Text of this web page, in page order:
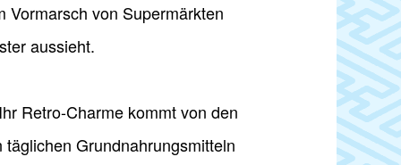
Vormarsch von Supermärkten
aussieht.
Retro-Charme kommt von den
Grundnahrungsmitteln